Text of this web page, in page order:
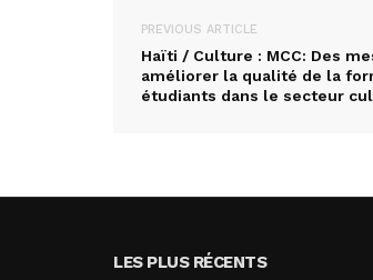
PREVIOUS ARTICLE
Haïti / Culture : MCC: Des
améliorer la qualité de la
étudiants dans le secteur
LES PLUS RÉCENTS